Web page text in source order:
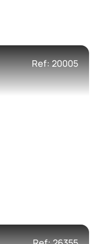
Ref: 20005